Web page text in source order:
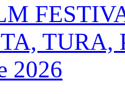
TURA,
2026